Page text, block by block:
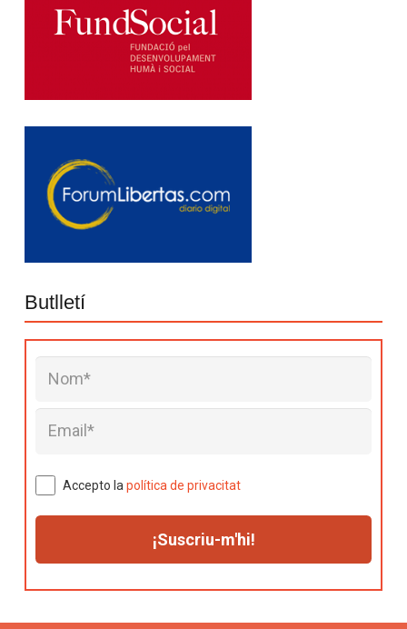
Butlletí
Accepto la política de privacitat